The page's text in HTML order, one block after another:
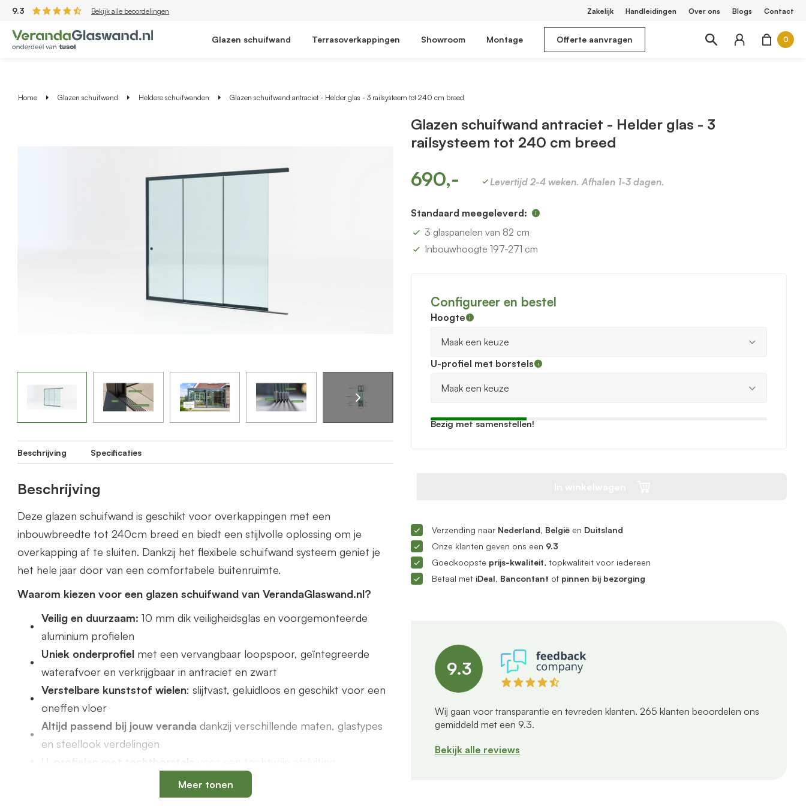
9.3 Bekijk alle beoordelingen Zakelijk Handleidingen Over ons Blogs Contact
Glazen schuifwand Terrasoverkappingen Showroom Montage Offerte aanvragen 0
Home Glazen schuifwand Heldere schuifwanden Glazen schuifwand antraciet - Helder glas - 3 railsysteem tot 240 cm breed
Beschrijving Specificaties
Beschrijving
Deze glazen schuifwand is geschikt voor overkappingen met een
inbouwbreedte tot 240cm breed en biedt een stijlvolle oplossing om je
overkapping af te sluiten. Dankzij het flexibele schuifwand systeem geniet je
het hele jaar door van een comfortabele buitenruimte.
Waarom kiezen voor een glazen schuifwand van VerandaGlaswand.nl?
Veilig en duurzaam: 10 mm dik veiligheidsglas en voorgemonteerde
aluminium profielen
Uniek onderprofiel met een vervangbaar loopspoor, geïntegreerde
waterafvoer en verkrijgbaar in antraciet en zwart
Verstelbare kunststof wielen: slijtvast, geluidloos en geschikt voor een
oneffen vloer
Altijd passend bij jouw veranda dankzij verschillende maten, glastypes
en steellook verdelingen
Meer tonen
Glazen schuifwand antraciet - Helder glas - 3
railsysteem tot 240 cm breed
690,- Levertijd 2-4 weken. Afhalen 1-3 dagen.
Standaard meegeleverd:
3 glaspanelen van 82 cm
Inbouwhoogte 197-271 cm
Configureer en bestel
Hoogte
U-profiel met borstels
Bezig met samenstellen!
Verzending naar Nederland, België en Duitsland
Onze klanten geven ons een 9.3
Goedkoopste prijs-kwaliteit, topkwaliteit voor iedereen
Betaal met iDeal, Bancontant of pinnen bij bezorging
9.3
Wij gaan voor transparantie en tevreden klanten. 265 klanten beoordelen ons
gemiddeld met een 9.3.
Bekijk alle reviews